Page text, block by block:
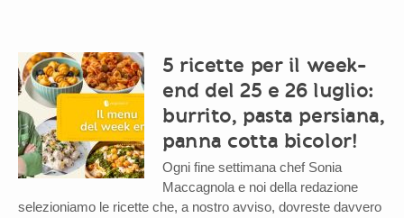
5 ricette per il week-
end del 25 e 26 luglio:
burrito, pasta persiana,
panna cotta bicolor!
Ogni fine settimana chef Sonia
Maccagnola e noi della redazione
selezioniamo le ricette che, a nostro avviso, dovreste davvero